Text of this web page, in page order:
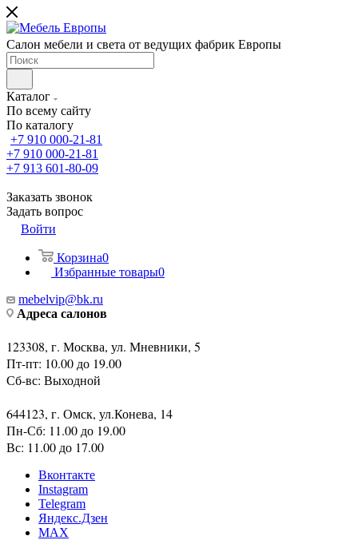
Салон мебели и света от ведущих фабрик Европы
Каталог
По всему сайту
По каталогу
+7 910 000-21-81
+7 910 000-21-81
+7 913 601-80-09
Заказать звонок
Задать вопрос
Войти
Корзина0
Избранные товары0
mebelvip@bk.ru
Адреса салонов
123308, г. Москва, ул. Мневники, 5
Пт-пт: 10.00 до 19.00
Сб-вс: Выходной
644123, г. Омск, ул.Конева, 14
Пн-Сб: 11.00 до 19.00
Вс: 11.00 до 17.00
Вконтакте
Instagram
Telegram
Яндекс.Дзен
MAX